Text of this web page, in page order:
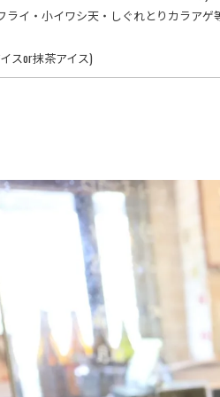
ライ・小イワシ天・しぐれとりカラアゲ
スor抹茶アイス)